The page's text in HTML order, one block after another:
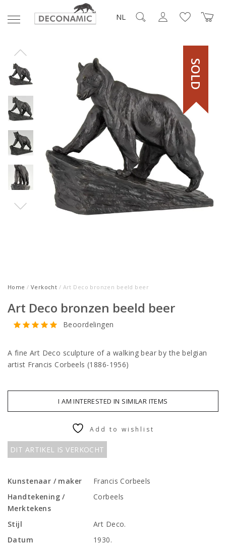
NL
SOLD
Home / Verkocht / Art Deco bronzen beeld beer
Art Deco bronzen beeld beer
Beoordelingen
A fine Art Deco sculpture of a walking bear by the belgian
artist Francis Corbeels (1886-1956)
I AM INTERESTED IN SIMILAR ITEMS
DIT ARTIKEL IS VERKOCHT
Add to wishlist
Kunstenaar / maker
Francis Corbeels
Handtekening /
Merktekens
Corbeels
Stijl
Art Deco.
Datum
1930.